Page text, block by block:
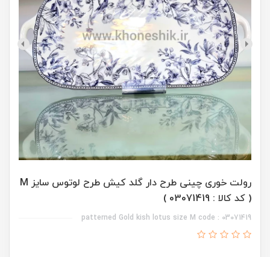
رولت خوری چینی طرح دار گلد کیش طرح لوتوس سایز M
( کد کالا : 03071419 )
patterned Gold kish lotus size M code : 03071419